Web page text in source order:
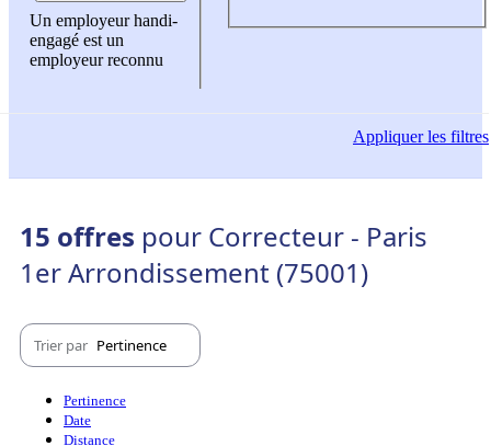
Un employeur handi-
engagé est un
employeur reconnu
Appliquerles filtres
15 offres pour Correcteur - Paris
1er Arrondissement (75001)
Trier par Pertinence
Pertinence
Date
Distance